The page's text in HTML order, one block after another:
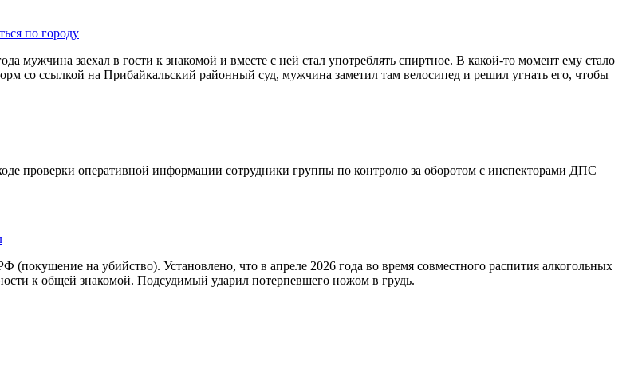
по городу
мужчина заехал в гости к знакомой и вместе с ней стал употреблять спиртное. В какой-то момент ему стало
со ссылкой на Прибайкальский районный суд, мужчина заметил там велосипед и решил угнать его, чтобы
проверки оперативной информации сотрудники группы по контролю за оборотом с инспекторами ДПС
на убийство). Установлено, что в апреле 2026 года во время совместного распития алкогольных
к общей знакомой. Подсудимый ударил потерпевшего ножом в грудь.